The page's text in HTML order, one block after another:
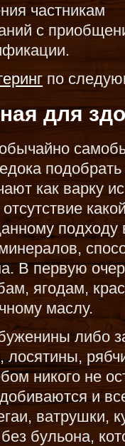
частникам
с
по
для
как варку
подходу
В первую
ягодам,
маслу.
либо
лосятины,
никого не
и
ватрушки,
бульона,